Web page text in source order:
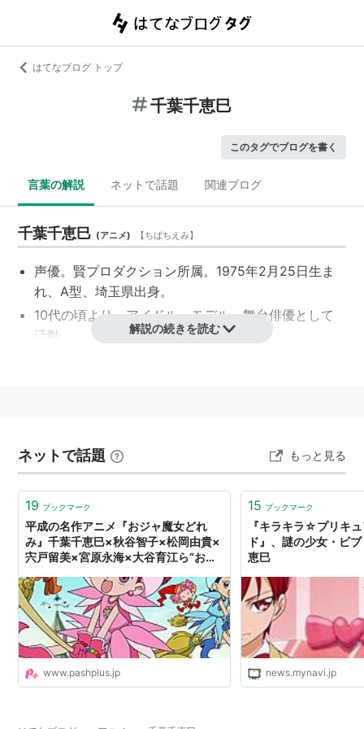
はてなブログ トップ
千葉千恵巳
このタグでブログを書く
言葉の解説 ネットで話題 関連ブログ
千葉千恵巳 (アニメ) 【ちばちえみ】
声優。賢プロダクション所属。1975年2月25日生ま
れ、A型、埼玉県出身。
10代の頃より、アイドル、モデル、舞台俳優として
活動
出演作品
アニメ
おジャ魔女どれみシリーズ（春風どれみ）
シスター・プリンセス（雛子）
ななか6/17（七華）
だぁ！だぁ！だぁ！（ワンニャー）
わがまま☆フェアリー ミルモでポン！（アクミ）
おでんくん（たまごちゃん 他）
はっぴぃセブン 〜ざ・テレビまんが〜（北山たも
解説の続きを読む
ネットで話題 もっと見る
19 ブックマーク
平成の名作アニメ『おジャ魔女どれ
み』千葉千恵巳×秋谷智子×松岡由貴×
宍戸留美×宮原永海×大谷育江ら“おジ
www.pashplus.jp
15 ブックマーク
『キラキラ☆プリキ
ド』、謎の少女・ビ
恵巳
news.mynavi.jp